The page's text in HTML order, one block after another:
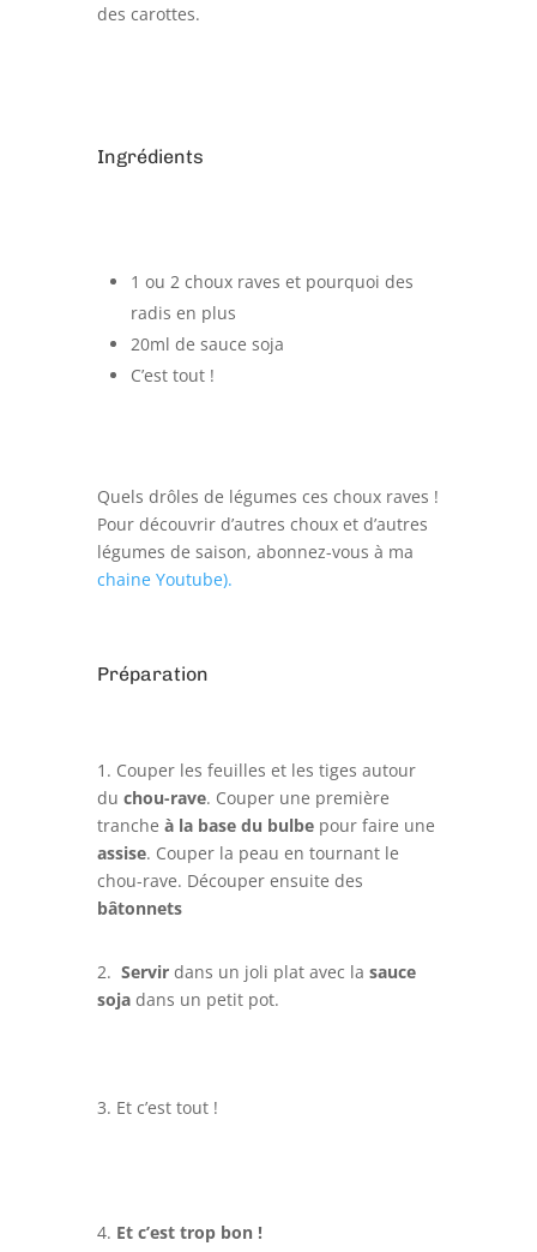
des carottes.
Ingrédients
1 ou 2 choux raves et pourquoi des
radis en plus
20ml de sauce soja
C’est tout !
Quels drôles de légumes ces choux raves !
Pour découvrir d’autres choux et d’autres
légumes de saison, abonnez-vous à ma
chaine Youtube).
Préparation
1. Couper les feuilles et les tiges autour
du chou-rave. Couper une première
tranche à la base du bulbepour faire une
assise. Couper la peau en tournant le
chou-rave. Découper ensuite des
bâtonnets
2. Servirdans un joli plat avec la sauce
sojadans un petit pot.
3. Et c’est tout !
4. Et c’est trop bon !